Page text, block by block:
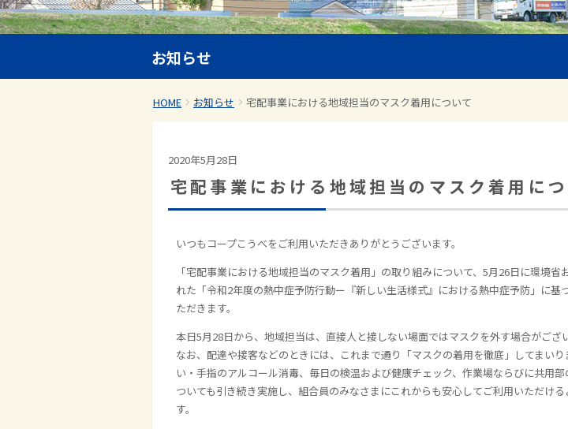
お知らせ
HOME お知らせ 宅配事業における地域担当のマスク着用について
2020年5月28日
宅配事業における地域担当のマスク着用につ
いつもコープこうべをご利用いただきありがとうございます。
「宅配事業における地域担当のマスク着用」の取り組みについて、5月26日に環境省
れた「令和2年度の熱中症予防行動ー『新しい生活様式』における熱中症予防」に基
ただきます。
本日5月28日から、地域担当は、直接人と接しない場面ではマスクを外す場合がござい
なお、配達や接客などのときには、これまで通り「マスクの着用を徹底」してまい
い・手指のアルコール消毒、毎日の検温および健康チェック、作業場ならびに共用
ついても引き続き実施し、組合員のみなさまにこれからも安心してご利用いただけ
す。